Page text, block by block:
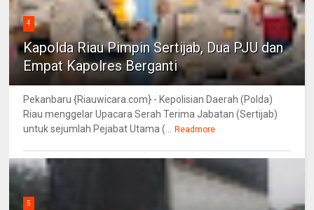
4
Kapolda Riau Pimpin Sertijab, Dua PJU dan
Empat Kapolres Berganti
Pekanbaru {Riauwicara.com} - Kepolisian Daerah (Polda)
Riau menggelar Upacara Serah Terima Jabatan (Sertijab)
untuk sejumlah Pejabat Utama (...
Readmore
5